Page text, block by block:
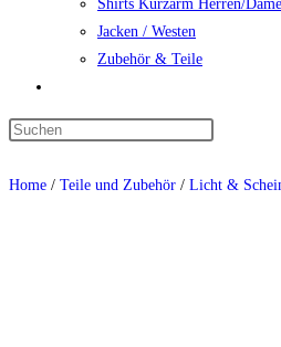
Shirts Kurzarm Herren/
Jacken / Westen
Zubehör & Teile
umschalten
Home / Teile und Zubehör / Licht &